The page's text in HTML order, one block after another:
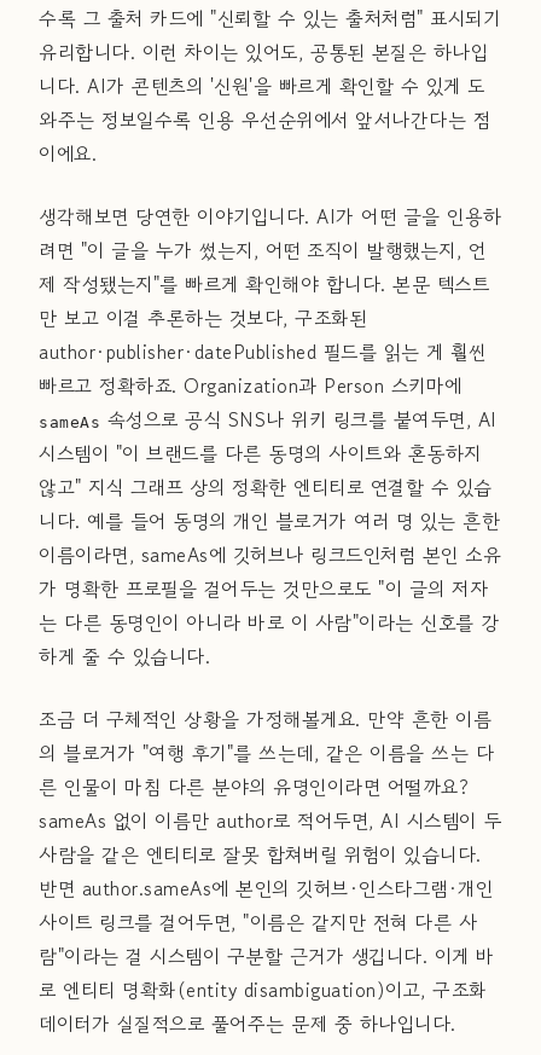
수록 그 출처 카드에 "신뢰할 수 있는 출처처럼" 표시되기
유리합니다. 이런 차이는 있어도, 공통된 본질은 하나입
니다. AI가 콘텐츠의 '신원'을 빠르게 확인할 수 있게 도
와주는 정보일수록 인용 우선순위에서 앞서나간다는 점
이에요.
생각해보면 당연한 이야기입니다. AI가 어떤 글을 인용하
려면 "이 글을 누가 썼는지, 어떤 조직이 발행했는지, 언
제 작성됐는지"를 빠르게 확인해야 합니다. 본문 텍스트
만 보고 이걸 추론하는 것보다, 구조화된
author·publisher·datePublished 필드를 읽는 게 훨씬
빠르고 정확하죠. Organization과 Person 스키마에
sameAs 속성으로 공식 SNS나 위키 링크를 붙여두면, AI
시스템이 "이 브랜드를 다른 동명의 사이트와 혼동하지
않고" 지식 그래프 상의 정확한 엔티티로 연결할 수 있습
니다. 예를 들어 동명의 개인 블로거가 여러 명 있는 흔한
이름이라면, sameAs에 깃허브나 링크드인처럼 본인 소유
가 명확한 프로필을 걸어두는 것만으로도 "이 글의 저자
는 다른 동명인이 아니라 바로 이 사람"이라는 신호를 강
하게 줄 수 있습니다.
조금 더 구체적인 상황을 가정해볼게요. 만약 흔한 이름
의 블로거가 "여행 후기"를 쓰는데, 같은 이름을 쓰는 다
른 인물이 마침 다른 분야의 유명인이라면 어떨까요?
sameAs 없이 이름만 author로 적어두면, AI 시스템이 두
사람을 같은 엔티티로 잘못 합쳐버릴 위험이 있습니다.
반면 author.sameAs에 본인의 깃허브·인스타그램·개인
사이트 링크를 걸어두면, "이름은 같지만 전혀 다른 사
람"이라는 걸 시스템이 구분할 근거가 생깁니다. 이게 바
로 엔티티 명확화(entity disambiguation)이고, 구조화
데이터가 실질적으로 풀어주는 문제 중 하나입니다.